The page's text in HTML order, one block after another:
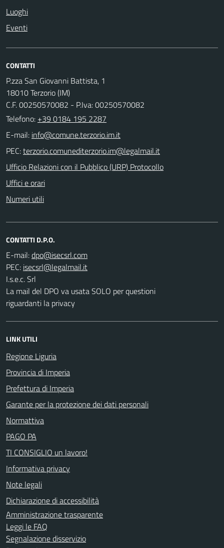
Luoghi
Eventi
CONTATTI
P.zza San Giovanni Battista, 1
18010 Terzorio (IM)
C.F. 00250570082 - P.Iva: 00250570082
Telefono: +39 0184 195 2287
E-mail:
PEC:
Ufficio Relazioni con il Pubblico (URP) Protocollo
Uffici e orari
Numeri utili
CONTATTI D.P.O.
E-mail:
PEC:
I.s.e.c. Srl
La mail del DPO va usata SOLO per questioni
riguardanti la privacy
LINK UTILI
Regione Liguria
Provincia di Imperia
Prefettura di Imperia
Garante per la protezione dei dati personali
Normattiva
PAGO PA
TI CONSIGLIO un lavoro!
Informativa privacy
Note legali
Dichiarazione di accessibilità
Amministrazione trasparente
Leggi le FAQ
Segnalazione disservizio